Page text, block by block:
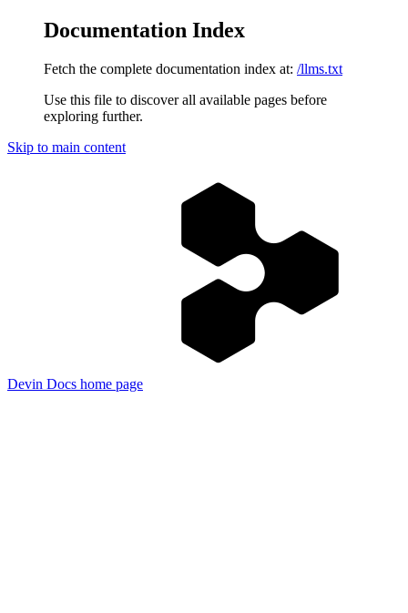
Documentation Index
Fetch the complete documentation index at: /llms.txt
Use this file to discover all available pages before
exploring further.
Skip to main content
Devin Docs home page